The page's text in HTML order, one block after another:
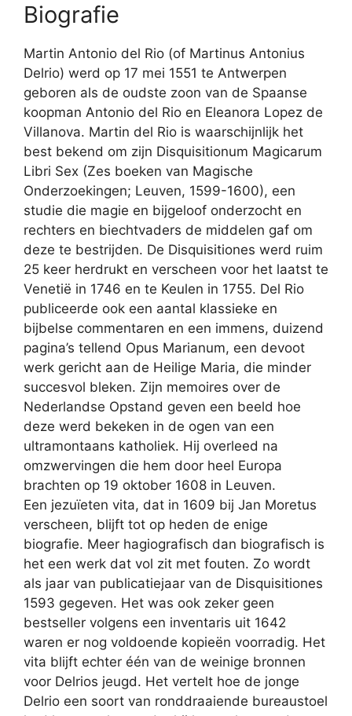
Biografie
Martin Antonio del Rio (of Martinus Antonius
Delrio) werd op 17 mei 1551 te Antwerpen
geboren als de oudste zoon van de Spaanse
koopman Antonio del Rio en Eleanora Lopez de
Villanova. Martin del Rio is waarschijnlijk het
best bekend om zijn Disquisitionum Magicarum
Libri Sex (Zes boeken van Magische
Onderzoekingen; Leuven, 1599-1600), een
studie die magie en bijgeloof onderzocht en
rechters en biechtvaders de middelen gaf om
deze te bestrijden. De Disquisitiones werd ruim
25 keer herdrukt en verscheen voor het laatst te
Venetië in 1746 en te Keulen in 1755. Del Rio
publiceerde ook een aantal klassieke en
bijbelse commentaren en een immens, duizend
pagina’s tellend Opus Marianum, een devoot
werk gericht aan de Heilige Maria, die minder
succesvol bleken. Zijn memoires over de
Nederlandse Opstand geven een beeld hoe
deze werd bekeken in de ogen van een
ultramontaans katholiek. Hij overleed na
omzwervingen die hem door heel Europa
brachten op 19 oktober 1608 in Leuven.
Een jezuïeten vita, dat in 1609 bij Jan Moretus
verscheen, blijft tot op heden de enige
biografie. Meer hagiografisch dan biografisch is
het een werk dat vol zit met fouten. Zo wordt
als jaar van publicatiejaar van de Disquisitiones
1593 gegeven. Het was ook zeker geen
bestseller volgens een inventaris uit 1642
waren er nog voldoende kopieën voorradig. Het
vita blijft echter één van de weinige bronnen
voor Delrios jeugd. Het vertelt hoe de jonge
Delrio een soort van ronddraaiende bureaustoel